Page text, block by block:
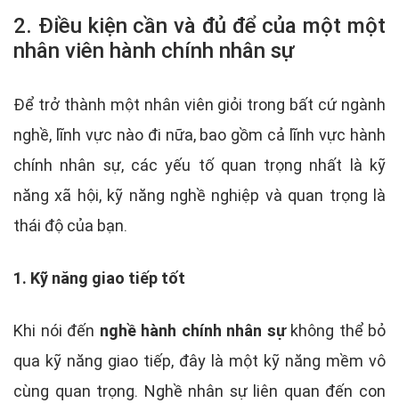
2. Điều kiện cần và đủ để của một một
nhân viên hành chính nhân sự
Để trở thành một nhân viên giỏi trong bất cứ ngành
nghề, lĩnh vực nào đi nữa, bao gồm cả lĩnh vực hành
chính nhân sự, các yếu tố quan trọng nhất là kỹ
năng xã hội, kỹ năng nghề nghiệp và quan trọng là
thái độ của bạn.
1. Kỹ năng giao tiếp tốt
Khi nói đến nghề hành chính nhân sựkhông thể bỏ
qua kỹ năng giao tiếp, đây là một kỹ năng mềm vô
cùng quan trọng. Nghề nhân sự liên quan đến con